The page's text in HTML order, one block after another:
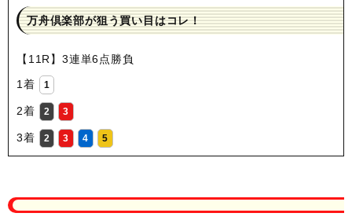
万舟倶楽部が狙う買い目はコレ！
【11R】3連単6点勝負
1着
1
2着 2 3
3着 2 3 4 5